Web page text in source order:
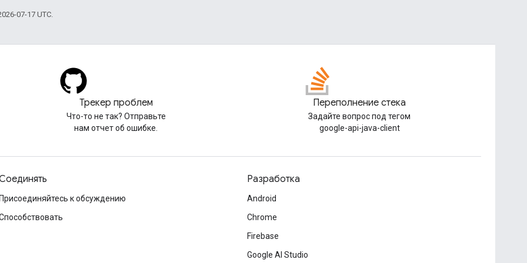
07-17 UTC.
Трекер проблем
Что-то не так? Отправьте
нам отчет об ошибке.
Переполнение стека
Задайте вопрос под тегом
google-api-java-client
Присоединяйтесь к обсуждению
Разработка
Android
Chrome
Firebase
Google AI Studio